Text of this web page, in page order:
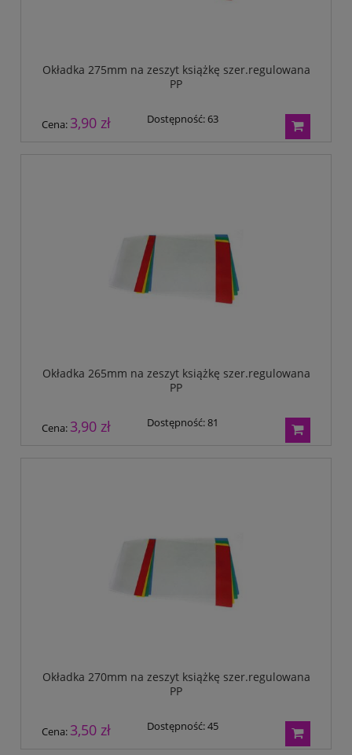
Okładka 275mm na zeszyt książkę szer.regulowana
PP
Cena: 3,90 zł Dostępność:63
Okładka 265mm na zeszyt książkę szer.regulowana
PP
Cena: 3,90 zł Dostępność:81
Okładka 270mm na zeszyt książkę szer.regulowana
PP
Cena: 3,50 zł Dostępność:45